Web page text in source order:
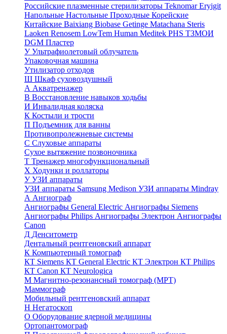
Российские плазменные стерилизаторы TeknomarEryigit
Напольные Настольные Проходные Корейские
Китайские Baixiang Biobase Getinge Matachana Steris
Laoken Renosem LowTem Human Meditek PHS ТЗМОИ
DGM Пластер
УУльтрафиолетовый облучатель
Упаковочная машина
Утилизатор отходов
Ш Шкаф суховоздушный
А Акватренажер
В Восстановление навыков ходьбы
И Инвалидная коляска
К Костыли и трости
П Подъемник для ванны
Противопролежневые системы
С Слуховые аппараты
Сухое вытяжение позвоночника
Т Тренажер многофункциональный
Х Ходунки и роллаторы
УУЗИ аппараты
УЗИ аппараты Samsung Medison УЗИ аппараты Mindray
А Ангиограф
Ангиографы General Electric Ангиографы Siemens
Ангиографы Philips Ангиографы Электрон Ангиографы
Canon
Д Денситометр
Дентальный рентгеновский аппарат
К Компьютерный томограф
КТ Siemens КТ General Electric КТ Электрон КТ Philips
КТ Canon КТ Neurologica
М Магнитно-резонансный томограф (МРТ)
Маммограф
Мобильный рентгеновский аппарат
Н Негатоскоп
О Оборудование ядерной медицины
Ортопантомограф